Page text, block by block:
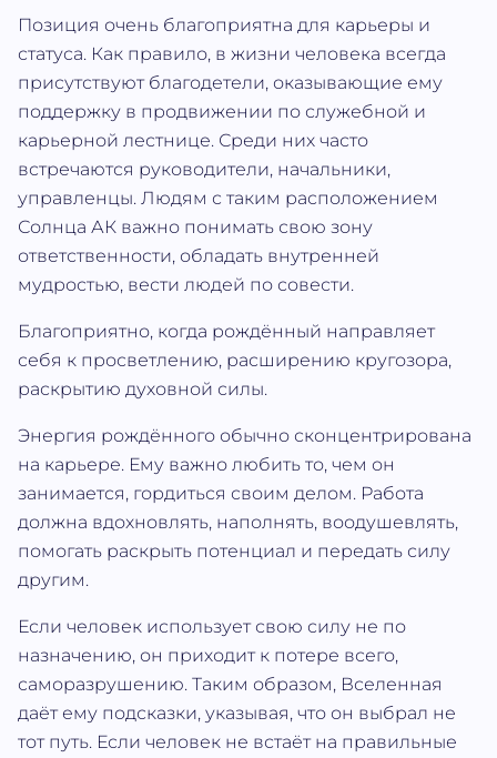
Позиция очень благоприятна для карьеры и
статуса. Как правило, в жизни человека всегда
присутствуют благодетели, оказывающие ему
поддержку в продвижении по служебной и
карьерной лестнице. Среди них часто
встречаются руководители, начальники,
управленцы. Людям с таким расположением
Солнца АК важно понимать свою зону
ответственности, обладать внутренней
мудростью, вести людей по совести.
Благоприятно, когда рождённый направляет
себя к просветлению, расширению кругозора,
раскрытию духовной силы.
Энергия рождённого обычно сконцентрирована
на карьере. Ему важно любить то, чем он
занимается, гордиться своим делом. Работа
должна вдохновлять, наполнять, воодушевлять,
помогать раскрыть потенциал и передать силу
другим.
Если человек использует свою силу не по
назначению, он приходит к потере всего,
саморазрушению. Таким образом, Вселенная
даёт ему подсказки, указывая, что он выбрал не
тот путь. Если человек не встаёт на правильные